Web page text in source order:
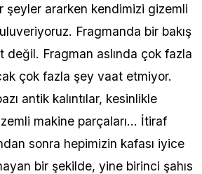
şeyler ararken kendimizi gizemli
Fragmanda bir bakış
değil. Fragman aslında çok fazla
çok fazla şey vaat etmiyor.
antik kalıntılar, kesinlikle
makine parçaları... İtiraf
sonra hepimizin kafası iyice
bir şekilde, yine birinci şahıs